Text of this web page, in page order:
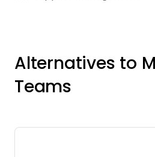
Alternatives to
Teams